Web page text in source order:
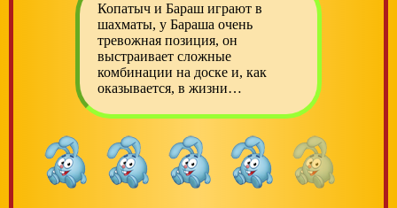
Копатыч и Бараш играют в
шахматы, у Бараша очень
тревожная позиция, он
выстраивает сложные
комбинации на доске и, как
оказывается, в жизни…